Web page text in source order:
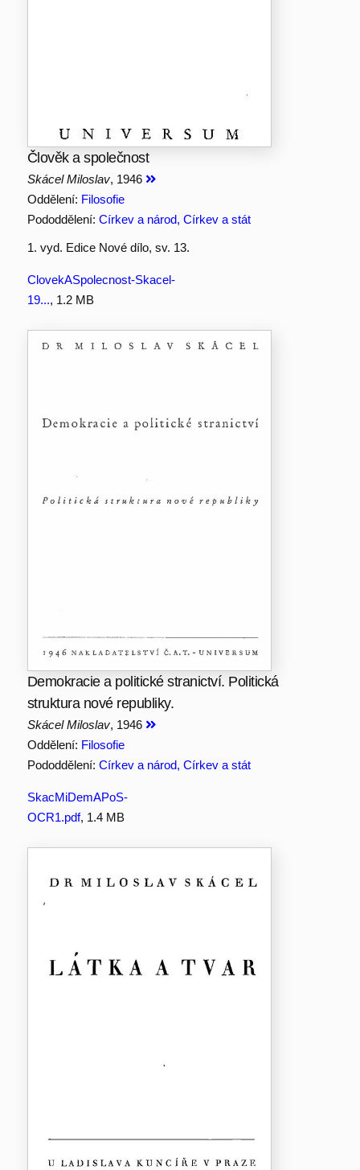
Člověk a společnost
Skácel Miloslav, 1946
Oddělení: Filosofie
Pododdělení: Církev a národ, Církev a stát
1. vyd. Edice Nové dílo, sv. 13.
ClovekASpolecnost-Skacel-
19..., 1.2 MB
Demokracie a politické stranictví. Politická
struktura nové republiky.
Skácel Miloslav, 1946
Oddělení: Filosofie
Pododdělení: Církev a národ, Církev a stát
SkacMiDemAPoS-
OCR1.pdf, 1.4 MB